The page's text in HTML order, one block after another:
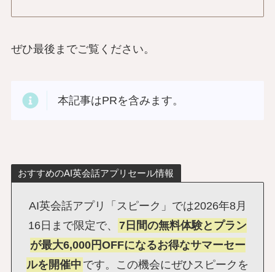
ぜひ最後までご覧ください。
本記事はPRを含みます。
おすすめのAI英会話アプリセール情報
AI英会話アプリ「スピーク」では2026年8月
16日まで限定で、 7日間の無料体験とプラン
が最大6,000円OFFになるお得なサマーセー
ルを開催中 です。この機会にぜひスピークを